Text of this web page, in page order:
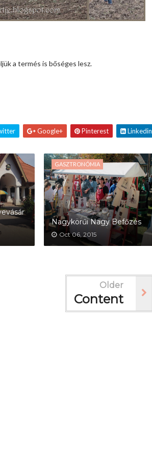
a termés is bőséges lesz.
Google+ Pinterest Linkedin
GASZTRONÓMIA
Nagykörűi Nagy Befőzés
Oct 06, 2015
Older
Content